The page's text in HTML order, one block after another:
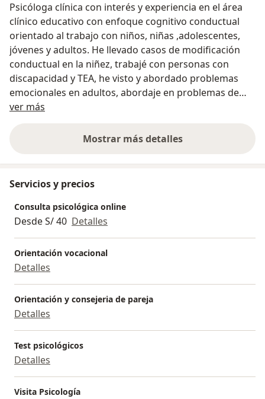
Psicóloga clínica con interés y experiencia en el área
clínico educativo con enfoque cognitivo conductual
orientado al trabajo con niños, niñas ,adolescentes,
jóvenes y adultos. He llevado casos de modificación
conductual en la niñez, trabajé con personas con
discapacidad y TEA, he visto y abordado problemas
emocionales en adultos, abordaje en problemas de
pareja, etc. Así mismo, tengo conocimientos sobre
facilitadora de talleres para niños, niñas, adolescentes
Realice el internado en el centro Cepesex, en el área
especializada para la comunidad LGTB+. También,
realicé voluntariado en el hospital "María Axuliadora"
brindando acompañamiento a pacientes internados.
He sido practicante en la asociación MANTHOC, donde
realizaba seguimiento y acompañamiento a los niños,
niñas y adolescentes trabajadores de la zona de
Yerbateros en Lima.
ver más
Mostrar más detalles
sobre la experiencia
Servicios y precios
Consulta psicológica online
Desde S/ 40 Detalles
Orientación vocacional
Detalles
Orientación y consejeria de pareja
Detalles
Test psicológicos
Detalles
Visita Psicología